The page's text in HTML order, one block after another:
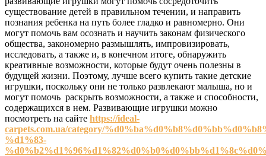
существование детей в правильном течении, и направить
познания ребенка на путь более гладко и равномерно. Они
могут помочь вам осознать и научить законам физического
общества, закономерно размышлять, импровизировать,
исследовать, а также и, в конечном итоге, обнаружить
креативные возможности, которые будут очень полезны в
будущей жизни. Поэтому, лучше всего купить такие детские
игрушки, поскольку они не только развлекают малыша, но и
могут помочь раскрыть возможности, а также и способности,
содержащихся в нем. Развивающие игрушки можно
посмотреть на сайте https://ideal-
carpets.com.ua/category/
%d1%83-